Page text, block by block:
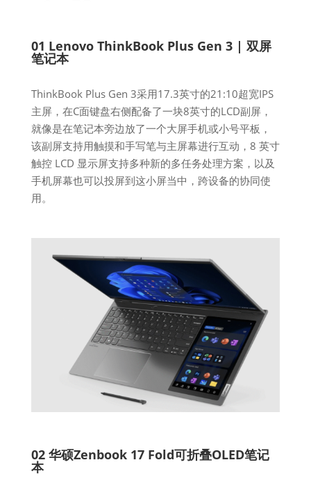
01 Lenovo ThinkBook Plus Gen 3 | 双屏
笔记本
ThinkBook Plus Gen 3采用17.3英寸的21:10超宽IPS
主屏，在C面键盘右侧配备了一块8英寸的LCD副屏，
就像是在笔记本旁边放了一个大屏手机或小号平板，
该副屏支持用触摸和手写笔与主屏幕进行互动，8 英寸
触控 LCD 显示屏支持多种新的多任务处理方案，以及
手机屏幕也可以投屏到这小屏当中，跨设备的协同使
用。
02 华硕Zenbook 17 Fold可折叠OLED笔记
本